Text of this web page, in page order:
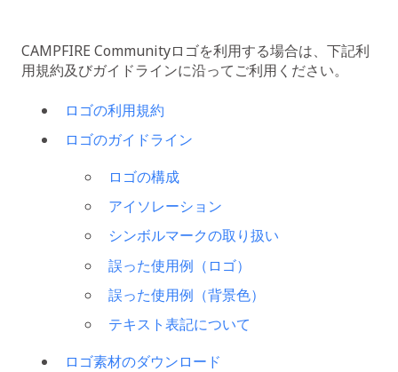
CAMPFIRE Communityロゴを利用する場合は、下記利
用規約及びガイドラインに沿ってご利用ください。
ロゴの利用規約
ロゴのガイドライン
ロゴの構成
アイソレーション
シンボルマークの取り扱い
誤った使用例（ロゴ）
誤った使用例（背景色）
テキスト表記について
ロゴ素材のダウンロード